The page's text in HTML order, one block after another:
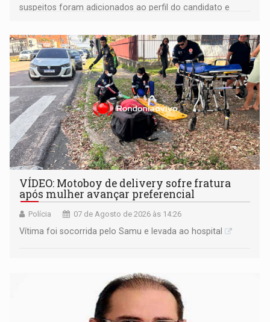
suspeitos foram adicionados ao perfil do candidato e
remover as contas
VÍDEO: Motoboy de delivery sofre fratura
após mulher avançar preferencial
Polícia 07 de Agosto de 2026 às 14:26
Vítima foi socorrida pelo Samu e levada ao hospital